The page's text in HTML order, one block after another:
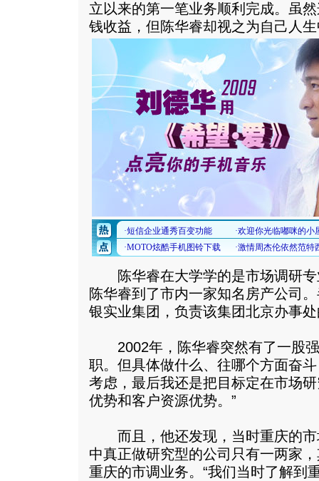
立以来的第一笔业务顺利完成。虽
钱收益，但陈华睿却视之为自己人
陈华睿在大学学的是市场调研专
陈华睿到了市内一家知名房产公司
银实业集团，负责该集团北京办事
2002年，陈华睿突然有了一股强
职。但具体做什么、往哪个方面奋
考虑，最后我还是把目标定在市场
优势和客户资源优势。”
而且，他还发现，当时重庆的市
中真正做研究型的公司只有一两家
重庆的市调业务。“我们当时了解到